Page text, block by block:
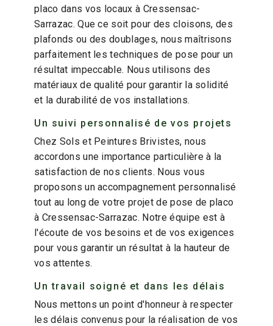
placo dans vos locaux à Cressensac-
Sarrazac. Que ce soit pour des cloisons, des
plafonds ou des doublages, nous maîtrisons
parfaitement les techniques de pose pour un
résultat impeccable. Nous utilisons des
matériaux de qualité pour garantir la solidité
et la durabilité de vos installations.
Un suivi personnalisé de vos projets
Chez Sols et Peintures Brivistes, nous
accordons une importance particulière à la
satisfaction de nos clients. Nous vous
proposons un accompagnement personnalisé
tout au long de votre projet de pose de placo
à Cressensac-Sarrazac. Notre équipe est à
l'écoute de vos besoins et de vos exigences
pour vous garantir un résultat à la hauteur de
vos attentes.
Un travail soigné et dans les délais
Nous mettons un point d'honneur à respecter
les délais convenus pour la réalisation de vos